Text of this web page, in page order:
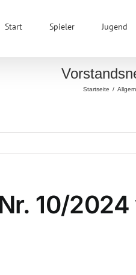
Start Spieler Jugend
Startseite /
10/